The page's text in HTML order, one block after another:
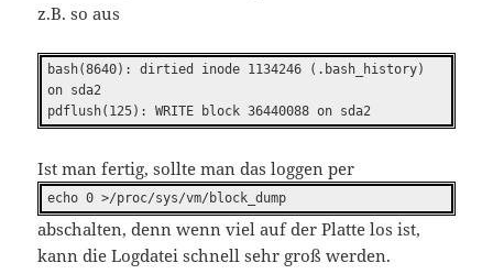
z.B. so aus
bash(8640): dirtied inode 1134246 (.bash_history)
on sda2
pdflush(125): WRITE block 36440088 on sda2
Ist man fertig, sollte man das loggen per
echo 0 >/proc/sys/vm/block_dump
abschalten, denn wenn viel auf der Platte los ist,
kann die Logdatei schnell sehr groß werden.